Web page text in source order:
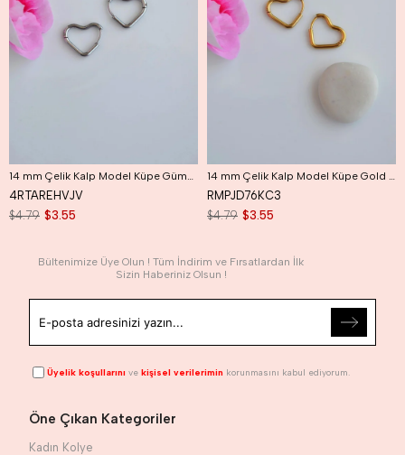
4RTAREHVJV
$3.55
$4.79
RMPJD76KC3
$3.55
$4.79
Bültenimize Üye Olun ! Tüm İndirim ve Fırsatlardan İlk
Sizin Haberiniz Olsun !
Üyelik koşullarını vekişisel verilerimin korunmasını kabul ediyorum.
Öne Çıkan Kategoriler
Kadın Kolye